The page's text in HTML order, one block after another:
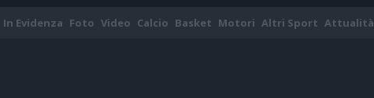
In Evidenza Foto Video Calcio Basket Motori Altri Sport Attualità